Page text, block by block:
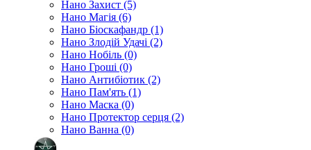
Нано Захист (5)
Нано Магія (6)
Нано Біоскафандр (1)
Нано Злодій Удачі (2)
Нано Нобіль (0)
Нано Гроші (0)
Нано Антибіотик (2)
Нано Пам'ять (1)
Нано Маска (0)
Нано Протектор серця (2)
Нано Ванна (0)